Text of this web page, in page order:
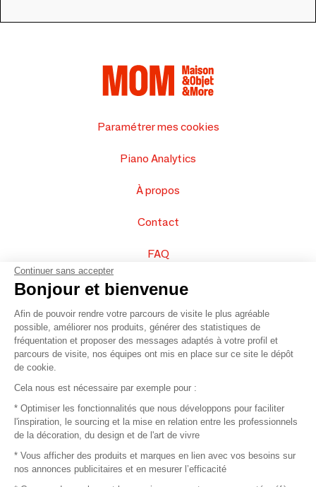
Paramétrer mes cookies
Piano Analytics
À propos
Contact
FAQ
Vendez vos produits
Plan du site
© 2016 –Organisation SAFI
Recrutement
Continuer sans accepter
Bonjour et bienvenue
Afin de pouvoir rendre votre parcours de visite le plus agréable
possible, améliorer nos produits, générer des statistiques de
fréquentation et proposer des messages adaptés à votre profil et
parcours de visite, nos équipes ont mis en place sur ce site le dépôt
de cookie.
Cela nous est nécessaire par exemple pour :
* Optimiser les fonctionnalités que nous développons pour faciliter
l'inspiration, le sourcing et la mise en relation entre les professionnels
de la décoration, du design et de l'art de vivre
* Vous afficher des produits et marques en lien avec vos besoins sur
nos annonces publicitaires et en mesurer l’efficacité